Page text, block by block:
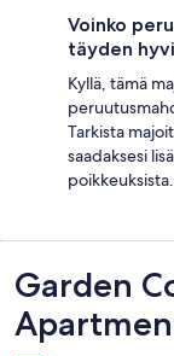
Voinko
täyden
Kyllä, tämä
Tarkista
saadaksesi
poikkeuksista.
Arvostelut
Garden